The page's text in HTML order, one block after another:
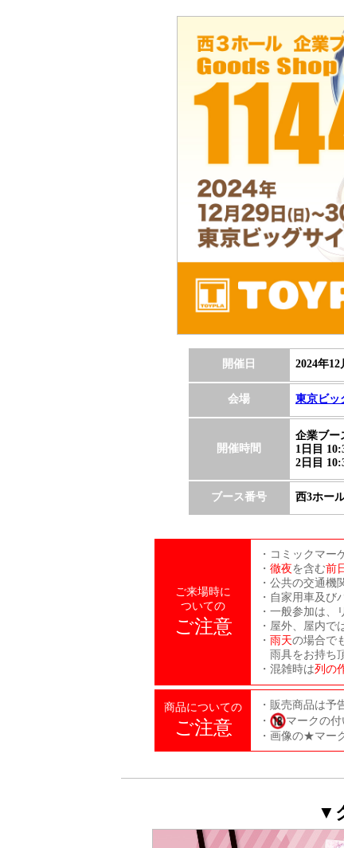
開催日 2024年12
会場 東京ビッ
開催時間
企業ブー
1日目
2日目
ブース番号 西3ホー
ご来場時に
ついての
ご注意
・コミックマー
・ 徹夜を含む前
・公共の交通機
・自家用車及
・一般参加は、
・屋外、屋内
・ 雨天の場合で
雨具をお持ち
・混雑時は列の
商品についての
ご注意
・販売商品は予
・
マークの
・画像の★マー
▼